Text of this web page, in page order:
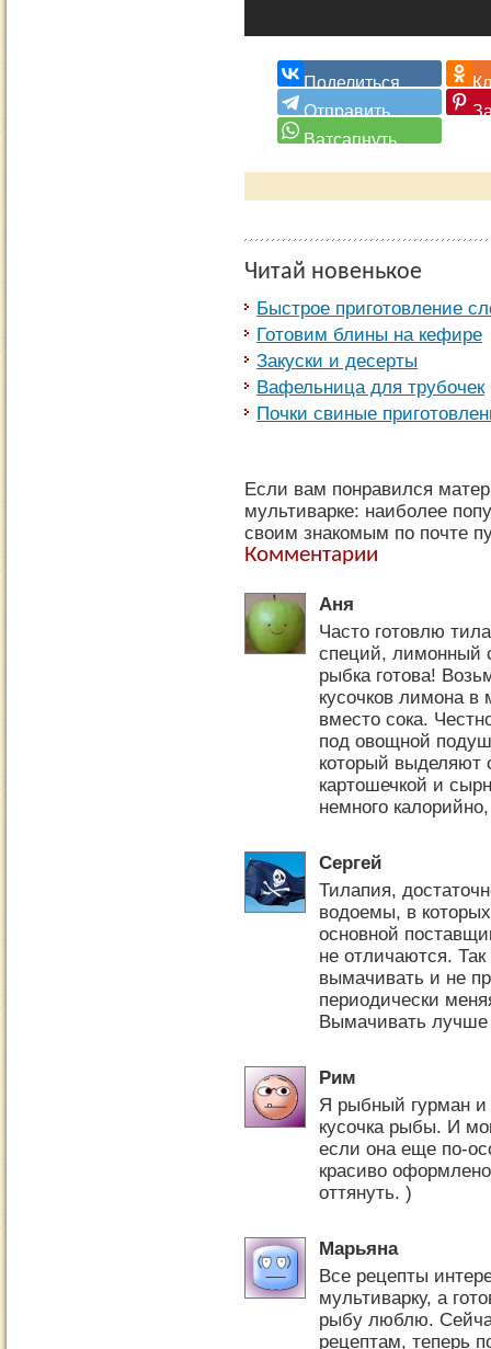
Читай новенькое
Быстрое приготовление
Готовим блины на кефире
Закуски и десерты
Вафельница для трубочек
Почки свиные
Если вам понравился
мультиварке: наиболее
своим знакомым по почте
Комментарии
Аня
Часто готовлю
специй, лимонный
рыбка готова!
кусочков лимона в
вместо сока.
под овощной
который выделяют
картошечкой и
немного
Сергей
Тилапия,
водоемы, в
основной
не отличаются.
вымачивать и не
периодически
Вымачивать лучше
Рим
Я рыбный гурман и
кусочка рыбы. И
если она еще по-
красиво
оттянуть. )
Марьяна
Все рецепты
мультиварку, а
рыбу люблю.
рецептам, теперь